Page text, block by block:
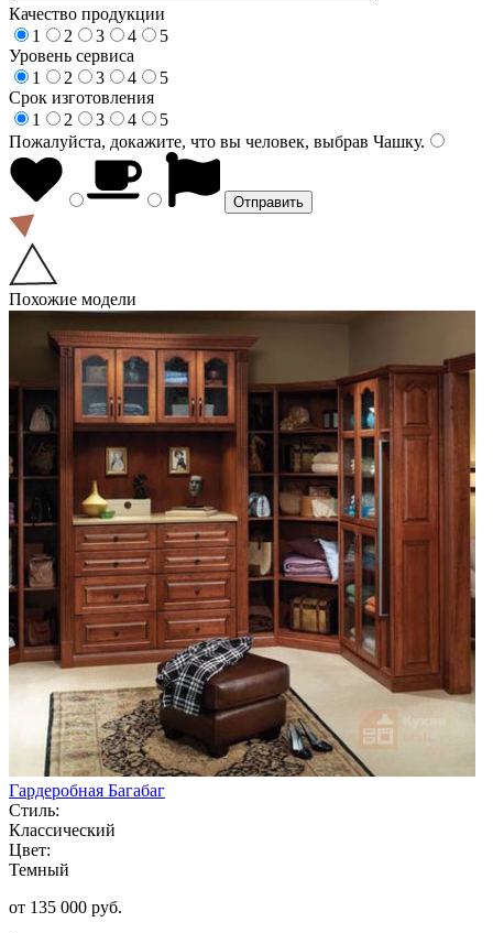
Качество продукции
1
2 3 4
5
Уровень сервиса
1
2 3 4
5
Срок изготовления
1
2 3 4
5
Пожалуйста, докажите, что вы человек, выбрав Чашку.
Похожие модели
Гардеробная Багабаг
Стиль:
Классический
Цвет:
Темный
от 135 000 руб.